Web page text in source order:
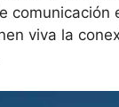
viva la